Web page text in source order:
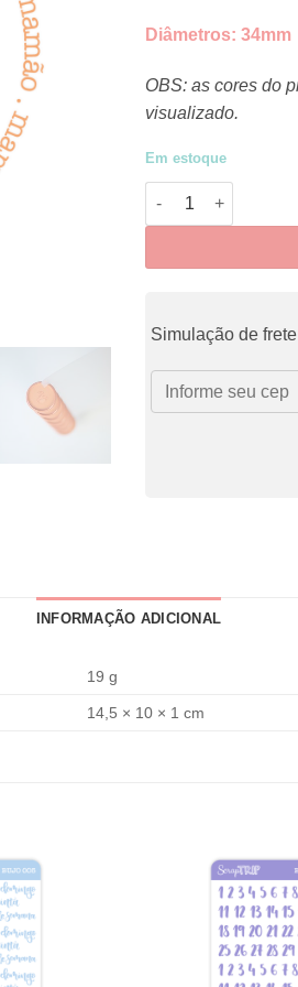
Diâmetros: 34mm
OBS: as cores do
visualizado.
Em estoque
Discos Mamão
Simulação de frete
INFORMAÇÃO ADICIONAL
19 g
14,5 × 10 × 1 cm